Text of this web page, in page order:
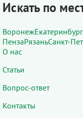
Искать по
ВоронежЕкатеринбург
ПензаРязаньСанкт-
О нас
Статьи
Вопрос-ответ
Контакты